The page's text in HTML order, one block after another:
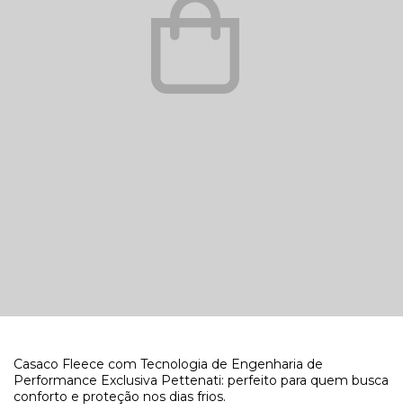
Casaco Fleece com Tecnologia de Engenharia de
Performance Exclusiva Pettenati: perfeito para quem busca
conforto e proteção nos dias frios.